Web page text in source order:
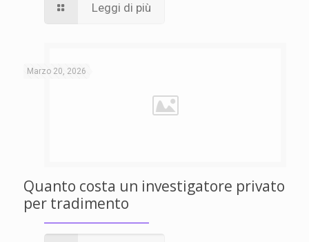
Leggi di più
Marzo 20, 2026
Quanto costa un investigatore privato
per tradimento